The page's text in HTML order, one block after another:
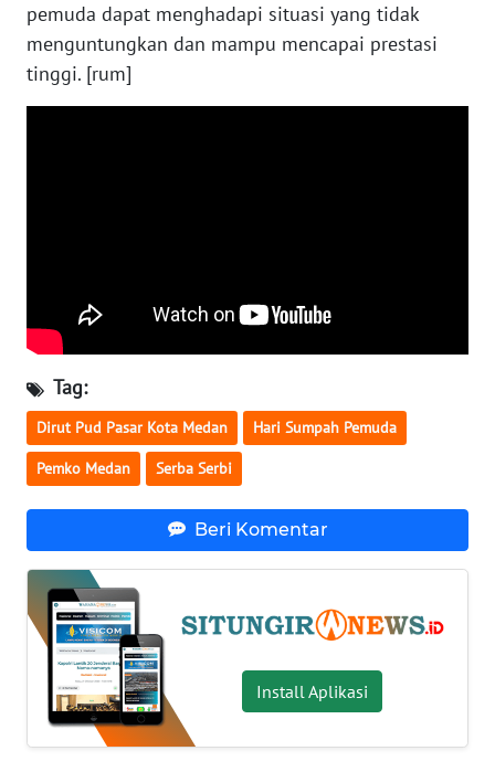
pemuda dapat menghadapi situasi yang tidak
menguntungkan dan mampu mencapai prestasi
tinggi. [rum]
Tag:
Dirut Pud Pasar Kota Medan Hari Sumpah Pemuda
Pemko Medan Serba Serbi
Beri Komentar
Install Aplikasi
WN
NUSANTARA
WN
JOGJA
WN
KALBAR
WN
KALTENG
KALSEL
WN
KALTIM
WN